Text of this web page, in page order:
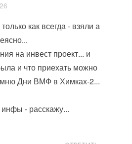
как всегда - взяли а
на инвест проект... и
и что приехать можно
Дни ВМФ в Химках-2...
- расскажу...